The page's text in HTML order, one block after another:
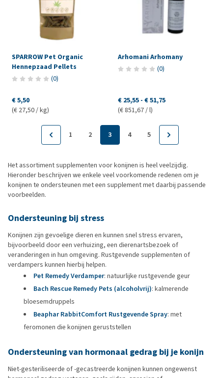
SPARROW Pet Organic
Hennepzaad Pellets
(0)
€ 5,50
(€ 27,50 / kg)
Arhomani Arhomany
(0)
€ 25,55 - € 51,75
(€ 851,67 / l)
1 2 3 4 5
Het assortiment supplementen voor konijnen is heel veelzijdig.
Hieronder beschrijven we enkele veel voorkomende redenen om je
konijnen te ondersteunen met een supplement met daarbij passende
voorbeelden.
Ondersteuning bij stress
Konijnen zijn gevoelige dieren en kunnen snel stress ervaren,
bijvoorbeeld door een verhuizing, een dierenartsbezoek of
veranderingen in hun omgeving. Rustgevende supplementen of
verdampers kunnen hierbij helpen.
Pet Remedy Verdamper: natuurlijke rustgevende geur
Bach Rescue Remedy Pets (alcoholvrij): kalmerende
bloesemdruppels
Beaphar RabbitComfort Rustgevende Spray: met
feromonen die konijnen geruststellen
Ondersteuning van hormonaal gedrag bij je konijn
Niet-gesteriliseerde of -gecastreerde konijnen kunnen ongewenst